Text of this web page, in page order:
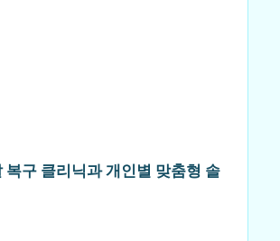
복구 클리닉과 개인별 맞춤형 솔